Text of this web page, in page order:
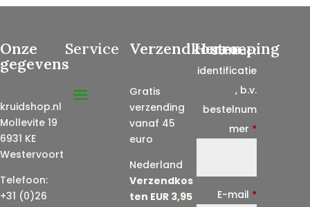
Onze
gegevens
kruidshop.nl
Mollevite 19
6931 KE
Westervoort
Telefoon:
+31 (0)26
Service Verzendkosten
Gratis
verzending
vanaf 45
euro
Nederland
Verzendkos
ten EUR 3,95
Herroeping
Contract
identificatie
, b.v.
bestelnum
mer *
E-mail *